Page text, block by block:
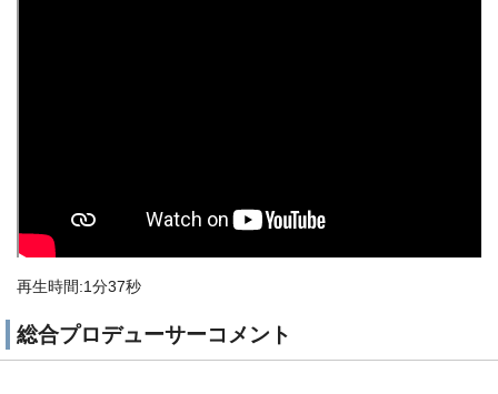
再生時間:1分37秒
総合プロデューサーコメント